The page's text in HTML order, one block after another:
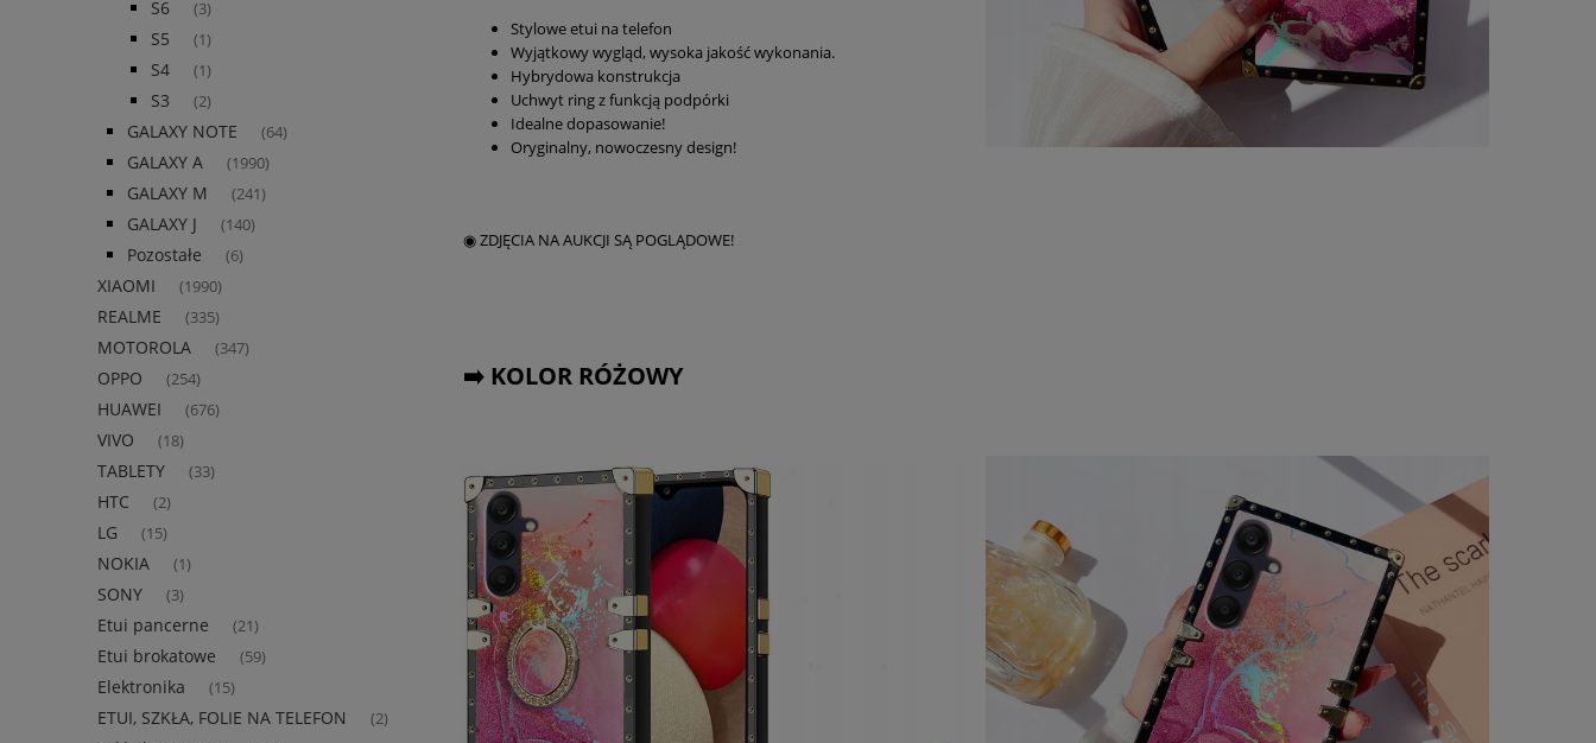
S6 (3)
S5 (1)
S4 (1)
S3 (2)
GALAXY NOTE (64)
GALAXY A (1990)
GALAXY M (241)
GALAXY J (140)
Pozostałe (6)
XIAOMI (1990)
REALME (335)
MOTOROLA (347)
OPPO (254)
HUAWEI (676)
VIVO (18)
TABLETY (33)
HTC (2)
LG (15)
NOKIA (1)
SONY (3)
Etui pancerne (21)
Etui brokatowe (59)
Elektronika (15)
ETUI, SZKŁA, FOLIE NA TELEFON (2)
Stylowe etui na telefon
Wyjątkowy wygląd, wysoka jakość wykonania.
Hybrydowa konstrukcja
Uchwyt ring z funkcją podpórki
Idealne dopasowanie!
Oryginalny, nowoczesny design!
◉ ZDJĘCIA NA AUKCJI SĄ POGLĄDOWE!
➡️ KOLOR RÓŻOWY